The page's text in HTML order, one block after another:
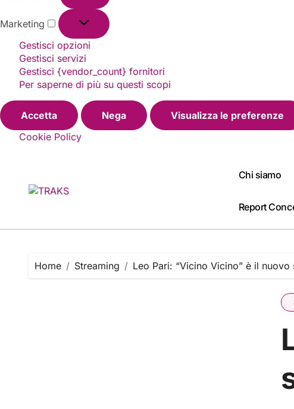
Marketing
Marketing
Gestisci opzioni
Gestisci servizi
Gestisci {vendor_count} fornitori
Per saperne di più su questi scopi
Accetta Nega Visualizza le preferenze
Cookie Policy
content
Chi siamo
Report
Home Streaming Leo Pari: “Vicino Vicino” è il nuovo